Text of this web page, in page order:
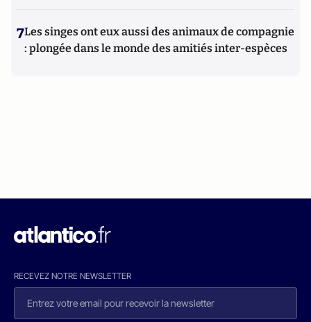
7Les singes ont eux aussi des animaux de compagnie
: plongée dans le monde des amitiés inter-espèces
RECEVEZ NOTRE NEWSLETTER